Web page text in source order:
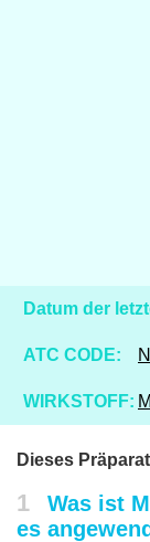
Datum der
ATC CODE:
WIRKSTOFF:
Dieses
1
Was ist
es